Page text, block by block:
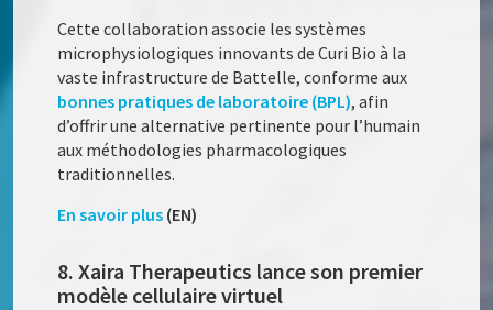
Cette collaboration associe les systèmes
microphysiologiques innovants de Curi Bio à la
vaste infrastructure de Battelle, conforme aux
bonnes pratiques de laboratoire (BPL), afin
d’offrir une alternative pertinente pour l’humain
aux méthodologies pharmacologiques
traditionnelles.
En savoir plus (EN)
8. Xaira Therapeutics lance son premier
modèle cellulaire virtuel